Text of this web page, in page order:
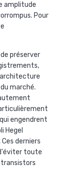
amplitude
Pour
préserver
architecture
marché.
engendrent
Hegel
derniers
toute
transistors